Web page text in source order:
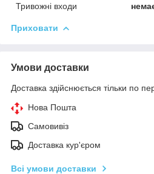
Тривожні входи
Приховати
Умови доставки
Доставка здійснюється тільки по
Нова Пошта
Самовивіз
Доставка кур'єром
Всі умови доставки